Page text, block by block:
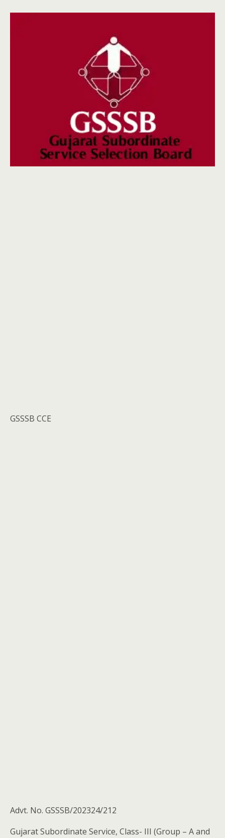
GSSSB CCE
Advt. No. GSSSB/202324/212
Gujarat Subordinate Service, Class- III (Group – A and